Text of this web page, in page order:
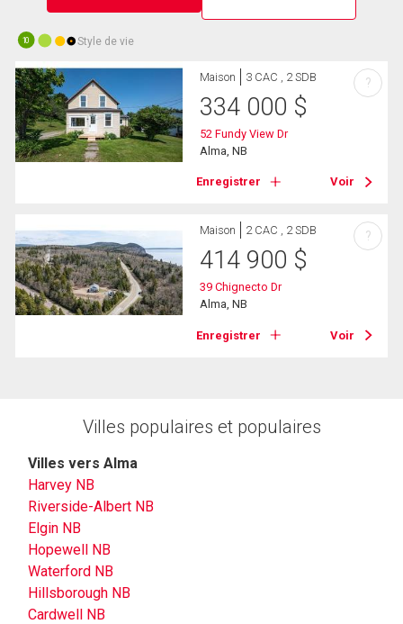
10 Style de vie
Maison 3 CAC , 2 SDB
334 000 $
52 Fundy View Dr
Alma, NB
Enregistrer Voir
?
Maison 2 CAC , 2 SDB
414 900 $
39 Chignecto Dr
Alma, NB
Enregistrer Voir
?
Villes populaires et populaires
Villes vers Alma
Harvey NB
Riverside-Albert NB
Elgin NB
Hopewell NB
Waterford NB
Hillsborough NB
Cardwell NB